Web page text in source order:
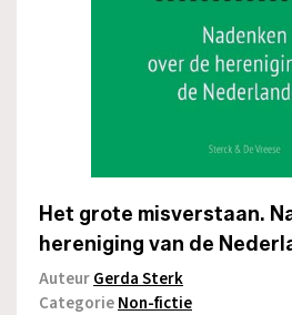
Het grote misverstaan.
hereniging van de
AuteurGerda Sterk
CategorieNon-fictie